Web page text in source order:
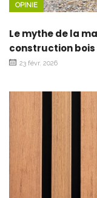
OPINIE
Le mythe de la
construction bois
23 févr. 2026